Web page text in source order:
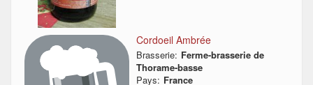
Cordoeil Ambrée
Brasserie: Ferme-brasserie de
Thorame-basse
Pays: France